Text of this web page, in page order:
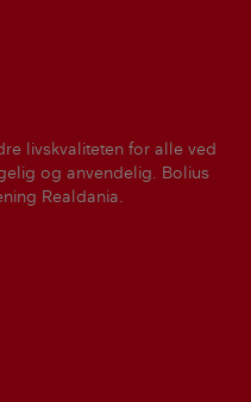
livskvaliteten for alle ved
og anvendelig. Bolius
Realdania.